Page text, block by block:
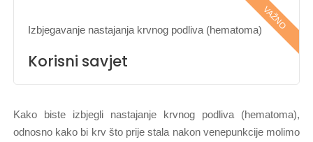
VAŽNO
Izbjegavanje nastajanja krvnog podliva (hematoma)
Korisni savjet
Kako biste izbjegli nastajanje krvnog podliva (hematoma),
odnosno kako bi krv što prije stala nakon venepunkcije molimo